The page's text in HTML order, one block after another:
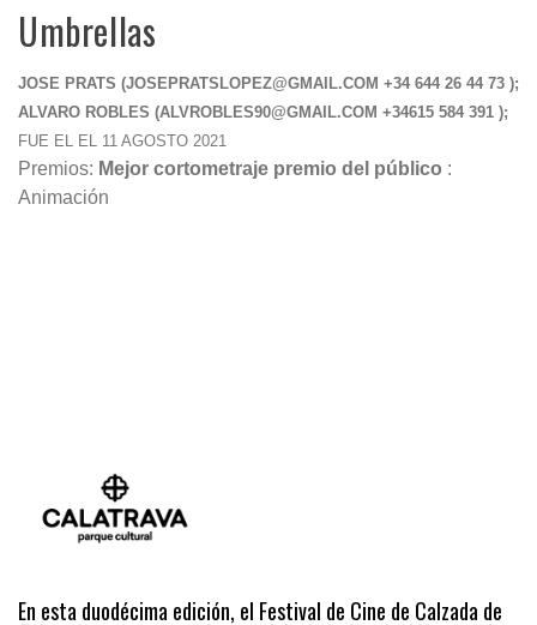
Umbrellas
JOSE PRATS (JOSEPRATSLOPEZ@GMAIL.COM +34 644 26 44 73 );
ALVARO ROBLES (ALVROBLES90@GMAIL.COM +34615 584 391 );
FUE EL EL 11 AGOSTO 2021
Premios: Mejor cortometraje premio del público :
Animación
En esta duodécima edición, el Festival de Cine de Calzada de